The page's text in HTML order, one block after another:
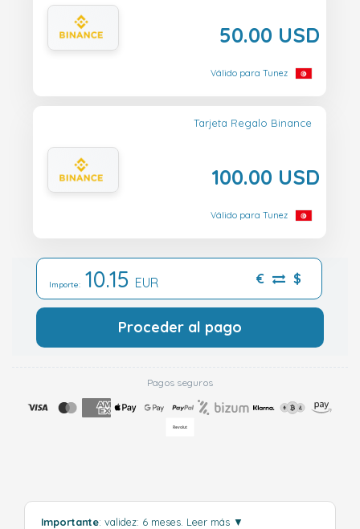
50.00 USD
Válido para Tunez
Tarjeta Regalo Binance
100.00 USD
Válido para Tunez
Importe: 10.15 EUR € $
Proceder al pago
Pagos seguros
Importante: validez: 6 meses. Leer más ▼